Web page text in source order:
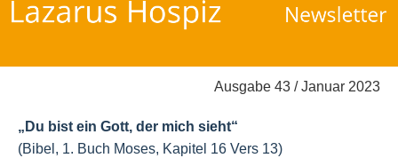
Ausgabe 43 / Januar 2023
„Du bist ein Gott, der mich sieht“
(Bibel, 1. Buch Moses, Kapitel 16 Vers 13)